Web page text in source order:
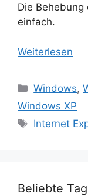
Die
einfach.
Weiterlesen
Kategorien
Windows,
Windows XP
Internet
Beliebte